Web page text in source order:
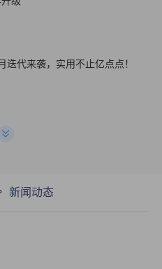
迭代来袭，实用不止亿点点！
新闻动态